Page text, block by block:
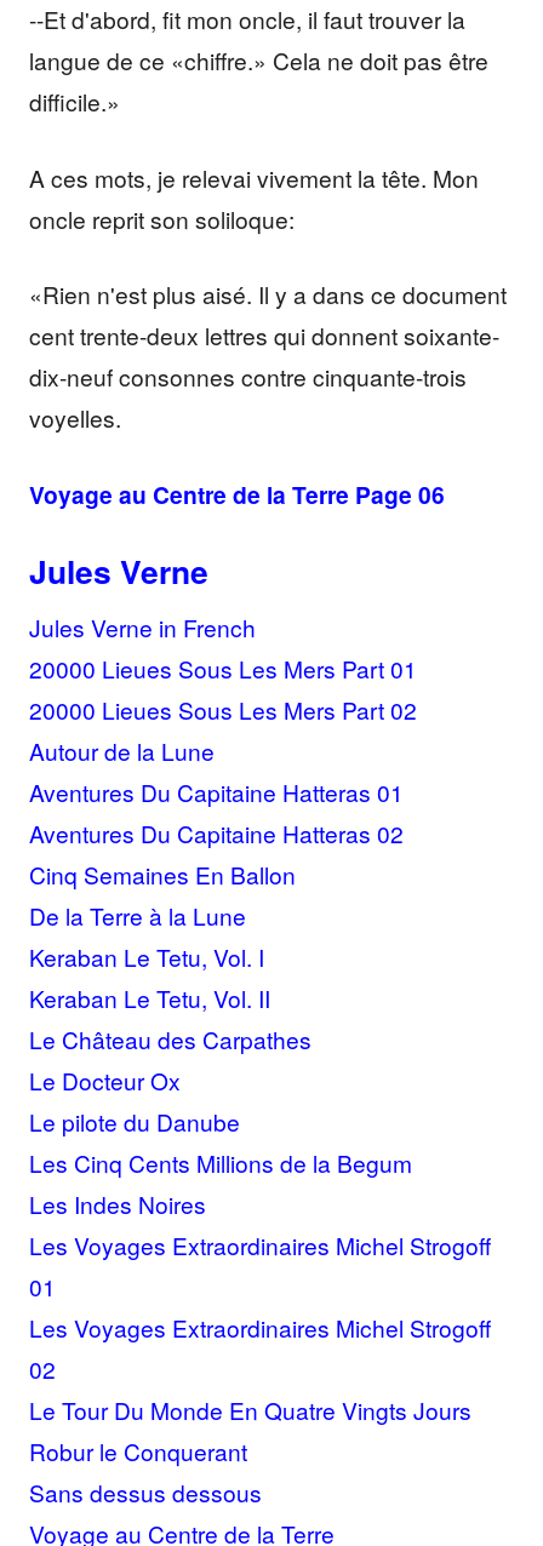
--Et d'abord, fit mon oncle, il faut trouver la
langue de ce «chiffre.» Cela ne doit pas être
difficile.»
A ces mots, je relevai vivement la tête. Mon
oncle reprit son soliloque:
«Rien n'est plus aisé. Il y a dans ce document
cent trente-deux lettres qui donnent soixante-
dix-neuf consonnes contre cinquante-trois
voyelles.
Voyage au Centre de la Terre Page 06
Jules Verne
Jules Verne in French
20000 Lieues Sous Les Mers Part 01
20000 Lieues Sous Les Mers Part 02
Autour de la Lune
Aventures Du Capitaine Hatteras 01
Aventures Du Capitaine Hatteras 02
Cinq Semaines En Ballon
De la Terre à la Lune
Keraban Le Tetu, Vol. I
Keraban Le Tetu, Vol. II
Le Château des Carpathes
Le Docteur Ox
Le pilote du Danube
Les Cinq Cents Millions de la Begum
Les Indes Noires
Les Voyages Extraordinaires Michel Strogoff
01
Les Voyages Extraordinaires Michel Strogoff
02
Le Tour Du Monde En Quatre Vingts Jours
Robur le Conquerant
Sans dessus dessous
Voyage au Centre de la Terre